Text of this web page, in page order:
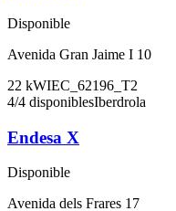
Disponible
Avenida Gran Jaime I 10
22 kWIEC_62196_T2
4/4 disponiblesIberdrola
Endesa X
Disponible
Avenida dels Frares 17